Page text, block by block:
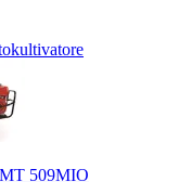
509MIO